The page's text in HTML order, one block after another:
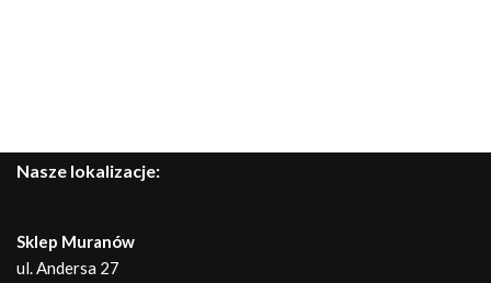
Nasze lokalizacje:
Sklep Muranów
ul. Andersa 27